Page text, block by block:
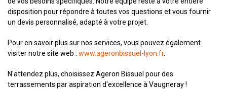
disposition pour répondre à toutes vos questions et vous fournir
un devis personnalisé, adapté à votre projet.
Pour en savoir plus sur nos services, vous pouvez également
visiter notre site web : www.ageronbissuel-lyon.fr.
N'attendez plus, choisissez Ageron Bissuel pour des
terrassements par aspiration d'excellence à Vaugneray !